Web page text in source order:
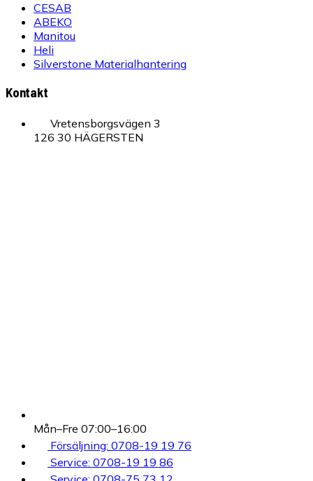
CESAB
ABEKO
Manitou
Heli
Silverstone Materialhantering
Kontakt
Vretensborgsvägen 3
126 30 HÄGERSTEN
Mån–Fre 07:00–16:00
Försäljning: 0708-19 19 76
Service: 0708-19 19 86